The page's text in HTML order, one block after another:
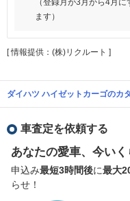
ます）
[ 情報提供：(株)リクルート ]
ダイハツ ハイゼットカーゴのカ
車査定を依頼する
あなたの愛車、今いく
申込み最短3時間後に最大
らせ！